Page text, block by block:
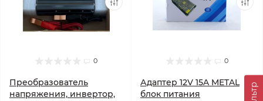
0
Преобразователь
напряжения, инвертор,
0
Адаптер 12V 15A METAL
блок питания